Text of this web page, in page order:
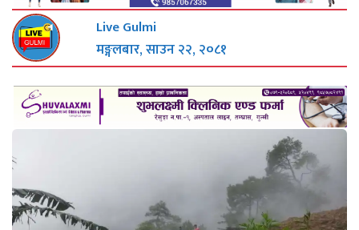
Live Gulmi
मङ्गलबार, साउन २२, २०८१